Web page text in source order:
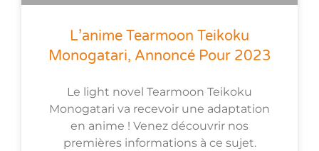
L’anime Tearmoon Teikoku
Monogatari, Annoncé Pour 2023
Le light novel Tearmoon Teikoku
Monogatari va recevoir une adaptation
en anime ! Venez découvrir nos
premières informations à ce sujet.